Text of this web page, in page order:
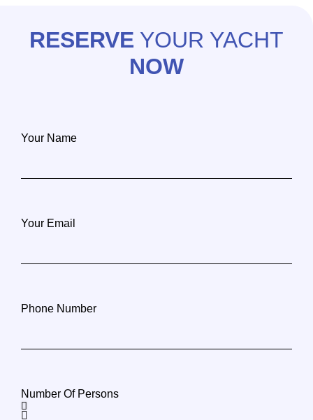
RESERVE YOUR YACHT
NOW
Your Name
Your Email
Phone Number
Number Of Persons